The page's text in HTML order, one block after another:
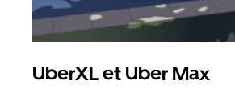
UberXL et Uber Max